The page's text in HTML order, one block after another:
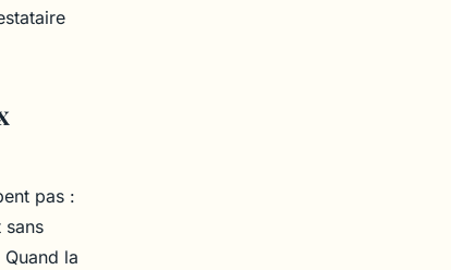
pas :
sans
la